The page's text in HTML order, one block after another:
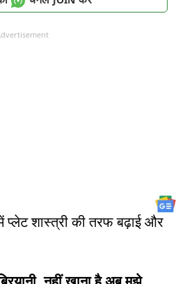
शास्त्री की तरफ बढ़ाई और